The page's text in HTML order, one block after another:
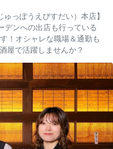
っぽうえびすだい）本店】
ンへの出店も行っている
！オシャレな職場＆通勤も
屋で活躍しませんか？